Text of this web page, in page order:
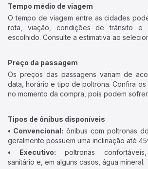
Tempo médio de viagem
O tempo de viagem entre as cidades
rota, viação, condições de trânsito
escolhido. Consulte a estimativa ao
Preço da passagem
Os preços das passagens variam de
data, horário e tipo de poltrona. Confira os
no momento da compra, pois podem
Tipos de ônibus disponíveis
• Convencional: ônibus com poltronas
geralmente possuem uma inclinação até
• Executivo: poltronas confortáveis,
sanitário e, em alguns casos, água mineral.